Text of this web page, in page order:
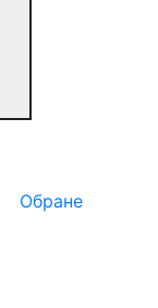
Обране